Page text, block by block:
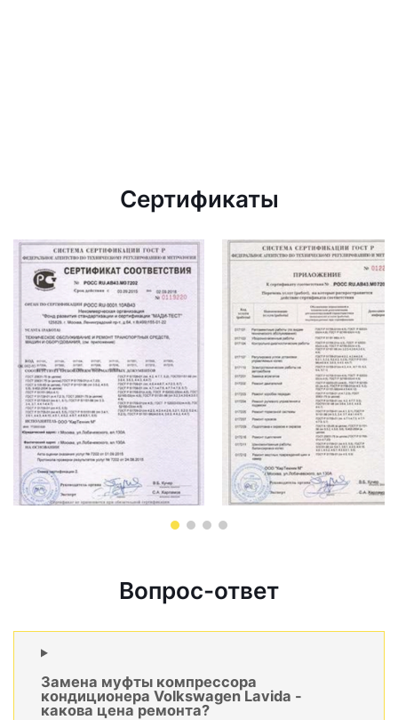
Сертификаты
Вопрос-ответ
Замена муфты компрессора
кондиционера Volkswagen Lavida -
какова цена ремонта?